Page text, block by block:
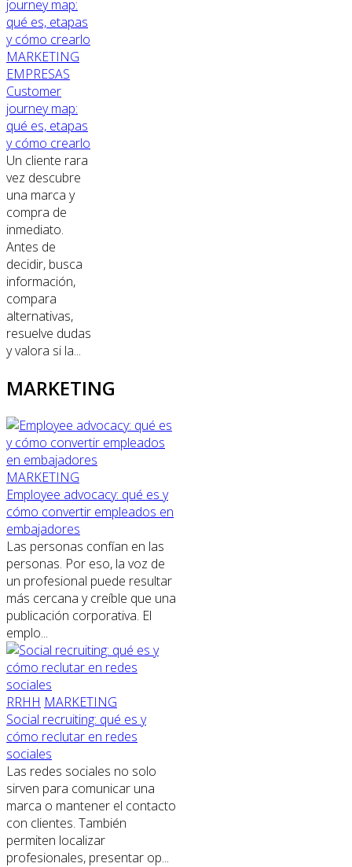
MARKETING
EMPRESAS
Customer
journey map:
qué es, etapas
y cómo crearlo
Un cliente rara
vez descubre
una marca y
compra de
inmediato.
Antes de
decidir, busca
información,
compara
alternativas,
resuelve dudas
y valora si la...
MARKETING
MARKETING
Employee advocacy: qué es y
cómo convertir empleados en
embajadores
Las personas confían en las
personas. Por eso, la voz de
un profesional puede resultar
más cercana y creíble que una
publicación corporativa. El
emplo...
RRHH MARKETING
Social recruiting: qué es y
cómo reclutar en redes
sociales
Las redes sociales no solo
sirven para comunicar una
marca o mantener el contacto
con clientes. También
permiten localizar
profesionales, presentar op...